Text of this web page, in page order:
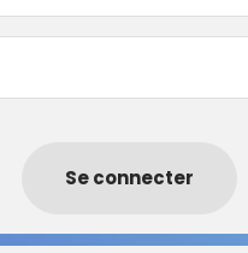
Se connecter